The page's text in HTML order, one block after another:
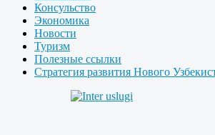
Консульство
Экономика
Новости
Туризм
Полезные ссылки
Стратегия развития Нового